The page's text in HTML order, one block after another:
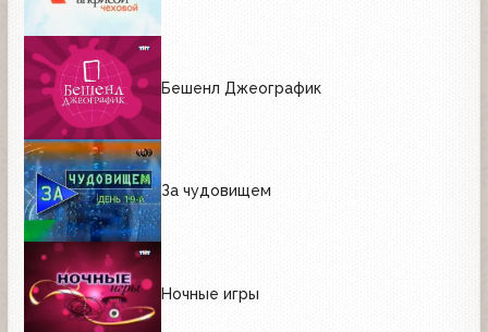
Бешенл Джеографик
За чудовищем
Ночные игры